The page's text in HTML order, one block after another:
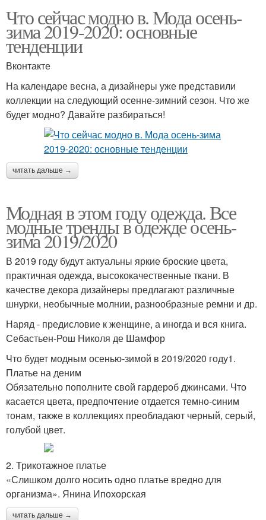
Что сейчас модно в. Мода осень-
зима 2019-2020: основные
тенденции
Вконтакте
На календаре весна, а дизайнеры уже представили
коллекции на следующий осенне-зимний сезон. Что же
будет модно? Давайте разбираться!
читать дальше →
Модная в этом году одежда. Все
модные тренды в одежде осень-
зима 2019/2020
В 2019 году будут актуальны яркие броские цвета,
практичная одежда, высококачественные ткани. В
качестве декора дизайнеры предлагают различные
шнурки, необычные молнии, разнообразные ремни и др.
Наряд - предисловие к женщине, а иногда и вся книга.
Себастьен-Рош Николя де Шамфор
Что будет модным осенью-зимой в 2019/2020 году1.
Платье на деним
Обязательно пополните свой гардероб джинсами. Что
касается цвета, предпочтение отдается темно-синим
тонам, также в коллекциях преобладают черный, серый,
голубой цвет.
2. Трикотажное платье
«Слишком долго носить одно платье вредно для
организма». Янина Ипохорская
читать дальше →